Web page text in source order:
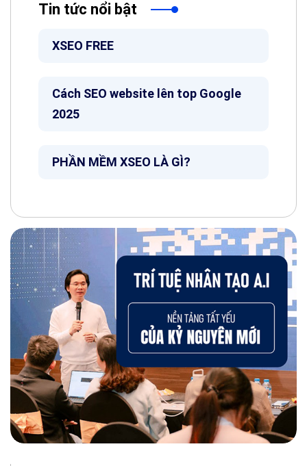
Tin tức nổi bật
XSEO FREE
Cách SEO website lên top Google
2025
PHẦN MỀM XSEO LÀ GÌ?